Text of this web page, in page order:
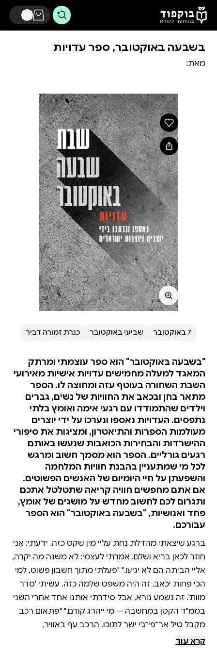
דלג לתוכן הראשי
בשבעה באוקטובר, ספר עדויות
מאת:
7 באוקטובר שביעי באוקטובר כנרת זמורה דביר
"בשבעה באוקטובר" הוא ספר עוצמתי ומרתק
המאגד למעלה מחמישים עדויות אישיות מאירועי
השבת השחורה בעוטף עזה ומחוצה לו. הספר
מתאר בחן ובכאב את החוויות של נשים, גברים
וילדים שהתמודדו עם רגעי אימה ואומץ בלתי
נתפסים. העדויות נאספו ונערכו על ידי יוצרים
מעולמות הספרות והתיאטרון, ומציגות את סיפורי
ההישרדות והבחירות הכואבות שנעשו באותם
רגעים גורליים. הספר הוא מסמך חשוב ומרגש
לכל מי שמתעניין בהבנת חוויות המלחמה
והשפעתן על חיי היומיום של האנשים הפשוטים.
אם אתם מחפשים חוויה קריאה שתטלטל אתכם
ותגרום לכם לחשוב מחדש על מושגים של אומץ,
פחד ואנושיות, "בשבעה באוקטובר" הוא הספר
עבורכם.
ברגע שיצאתי מהדלת נחת עליי מין שקט כזה. ידעתי: אני
חוזר לכאן בריא ושלם. אמרתי לעצמי: לא משנה מה יקרה,
אליי הביתה הם לא יגיעו." "פעלתי מתוך חשבון פשוט, למי
הכי פחות יכאב. זה היה משפט שלמה כזה. עשיתי 'סדר
מוות'. זה נשמע נורא, אבל סידרתי אותנו אחד אחרי השני
בממ"ד הקטן במחשבה — מי ייהרג קודם." "פתאום רכב
מקבל טיל אר־פי־ג'י ישר לתוכו. הרכב עף באוויר,
מתפוצץ, עם האנשים בפנים והכל. באותו רגע אני מכבה
קרא עוד